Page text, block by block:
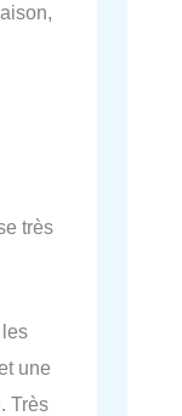
très
une
Très